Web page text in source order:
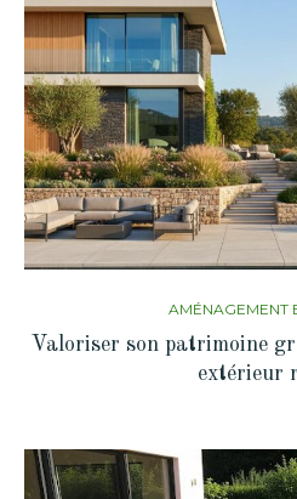
AMÉNAGEMENT
Valoriser son patrimoine
extérieur